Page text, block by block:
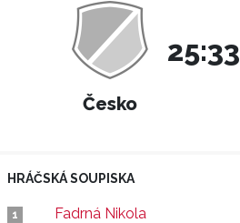
Česko
25:33
HRÁČSKÁ SOUPISKA
1 Fadrná Nikola